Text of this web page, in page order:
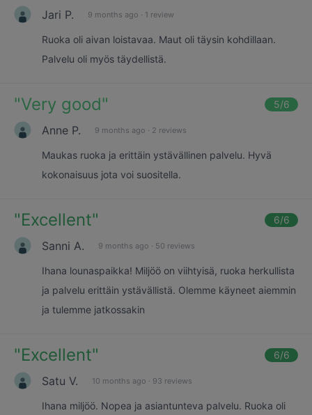
Jari P. 9 months ago · 1 review
Ruoka oli aivan loistavaa. Maut oli täysin kohdillaan.
Palvelu oli myös täydellistä.
"Very good" 5/6
Anne P. 9 months ago · 2 reviews
Maukas ruoka ja erittäin ystävällinen palvelu. Hyvä
kokonaisuus jota voi suositella.
"Excellent" 6/6
Sanni A. 9 months ago · 50 reviews
Ihana lounaspaikka! Miljöö on viihtyisä, ruoka herkullista
ja palvelu erittäin ystävällistä. Olemme käyneet aiemmin
ja tulemme jatkossakin
"Excellent" 6/6
Satu V. 10 months ago · 93 reviews
Ihana miljöö. Nopea ja asiantunteva palvelu. Ruoka oli